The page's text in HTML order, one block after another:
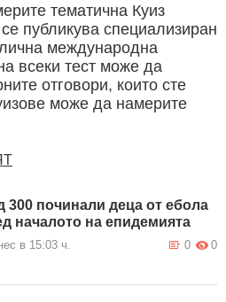
тематична Куиз
публикува специализиран
международна
всеки тест може да
отговори, които сте
може да намерите
300 починали деца от ебола
началото на епидемията
в 15:03 ч. 0
0